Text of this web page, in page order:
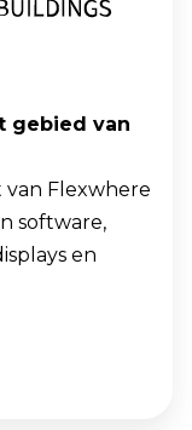
gebied van
Flexwhere
software,
en